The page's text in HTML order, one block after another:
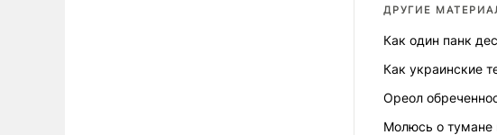
ДРУГИЕ
Как один панк
Как украинские
Ореол
Молюсь о тумане